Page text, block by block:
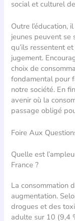
social et culturel
Outre l’éducation,
jeunes peuvent se
qu’ils ressentent
jugement.
choix de
fondamental pour
notre société. En
avenir où la
passage obligé
Foire Aux
Quelle est
France ?
La consommation
augmentation.
drogues et des
adulte sur 10 (9,4